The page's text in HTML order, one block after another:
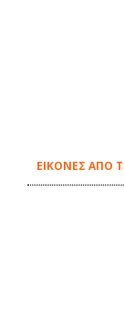
ΕΙΚΟΝΕΣ ΑΠΟ